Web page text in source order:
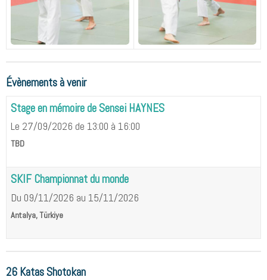
Évènements à venir
Stage en mémoire de Sensei HAYNES
Le 27/09/2026 de 13:00 à 16:00
TBD
SKIF Championnat du monde
Du 09/11/2026 au 15/11/2026
Antalya, Türkiye
26 Katas Shotokan